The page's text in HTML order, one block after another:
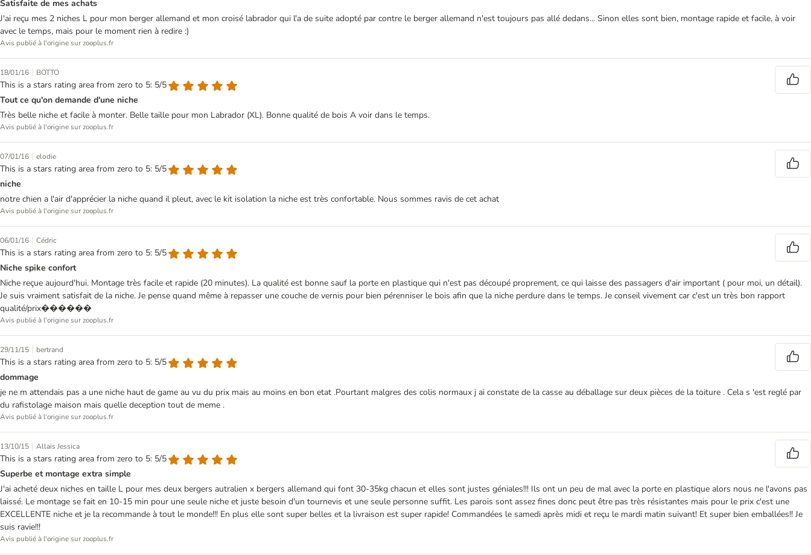
Satisfaite de mes achats
J'ai reçu mes 2 niches L pour mon berger allemand et mon croisé labrador qui l'a de suite adopté par contre le berger allemand n'est toujours pas allé dedans... Sinon elles sont bien, montage rapide et facile, à voir
avec le temps, mais pour le moment rien à redire :)
Avis publié à l'origine sur zooplus.fr
18/01/16 | BOTTO
This is a stars rating area from zero to 5: 5/5
Tout ce qu'on demande d'une niche
Très belle niche et facile à monter. Belle taille pour mon Labrador (XL). Bonne qualité de bois A voir dans le temps.
Avis publié à l'origine sur zooplus.fr
07/01/16 | elodie
This is a stars rating area from zero to 5: 5/5
niche
notre chien a l'air d'apprécier la niche quand il pleut, avec le kit isolation la niche est très confortable. Nous sommes ravis de cet achat
Avis publié à l'origine sur zooplus.fr
06/01/16 | Cédric
This is a stars rating area from zero to 5: 5/5
Niche spike confort
Niche reçue aujourd'hui. Montage très facile et rapide (20 minutes). La qualité est bonne sauf la porte en plastique qui n'est pas découpé proprement, ce qui laisse des passagers d'air important ( pour moi, un détail).
Je suis vraiment satisfait de la niche. Je pense quand même à repasser une couche de vernis pour bien pérenniser le bois afin que la niche perdure dans le temps. Je conseil vivement car c'est un très bon rapport
qualité/prix������
Avis publié à l'origine sur zooplus.fr
29/11/15 | bertrand
This is a stars rating area from zero to 5: 5/5
dommage
je ne m attendais pas a une niche haut de game au vu du prix mais au moins en bon etat .Pourtant malgres des colis normaux j ai constate de la casse au déballage sur deux pièces de la toiture . Cela s 'est reglé par
du rafistolage maison mais quelle deception tout de meme .
Avis publié à l'origine sur zooplus.fr
13/10/15 | Allais Jessica
This is a stars rating area from zero to 5: 5/5
Superbe et montage extra simple
J'ai acheté deux niches en taille L pour mes deux bergers autralien x bergers allemand qui font 30-35kg chacun et elles sont justes géniales!!! Ils ont un peu de mal avec la porte en plastique alors nous ne l'avons pas
laissé. Le montage se fait en 10-15 min pour une seule niche et juste besoin d'un tournevis et une seule personne suffit. Les parois sont assez fines donc peut être pas très résistantes mais pour le prix c'est une
EXCELLENTE niche et je la recommande à tout le monde!!! En plus elle sont super belles et la livraison est super rapide! Commandées le samedi après midi et reçu le mardi matin suivant! Et super bien emballées!! Je
suis ravie!!!
Avis publié à l'origine sur zooplus.fr